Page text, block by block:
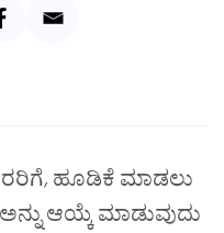
, ಹೂಡಿಕೆ ಮಾಡಲು
ಆಯ್ಕೆ ಮಾಡುವುದು